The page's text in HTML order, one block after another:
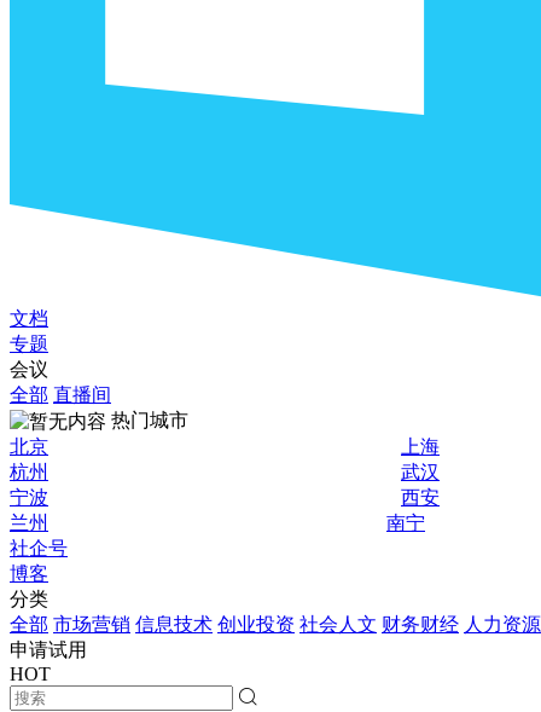
文档
专题
会议
全部 直播间
热门城市
北京
上海
杭州
武汉
宁波
西安
兰州
南宁
社企号
博客
分类
全部 市场营销 信息技术 创业投资 社会人文 财务财经 人力资源
申请试用
HOT